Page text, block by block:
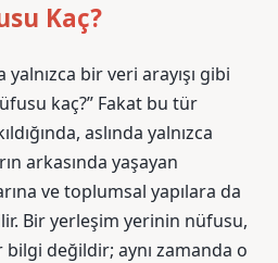
Kaç?
yalnızca bir veri arayışı gibi
kaç?” Fakat bu tür
aslında yalnızca
arkasında yaşayan
ve toplumsal yapılara da
Bir yerleşim yerinin nüfusu,
değildir; aynı zamanda o